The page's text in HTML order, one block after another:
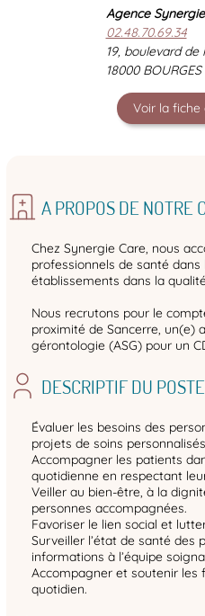
Agence
02.48.70.69.34
19, boulevard de
18000 BOURGES
Voir la fiche
A PROPOS DE NOTRE
Chez Synergie Care, nous
professionnels de santé
établissements dans la
Nous recrutons pour le
proximité de Sancerre, un(e)
gérontologie (ASG) pour un
DESCRIPTIF DU POSTE
Évaluer les besoins des
projets de soins
Accompagner les patients
quotidienne en respectant
Veiller au bien-être, à la
personnes accompagnées.
Favoriser le lien social et
Surveiller l’état de santé
informations à l’équipe
Accompagner et soutenir les
quotidien.